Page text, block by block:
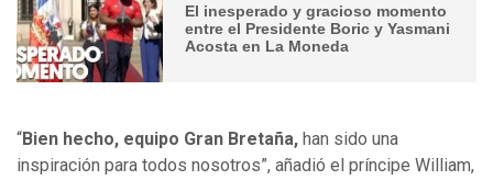
El inesperado y gracioso momento
entre el Presidente Boric y Yasmani
Acosta en La Moneda
“Bien hecho, equipo Gran Bretaña, han sido una
inspiración para todos nosotros”, añadió el príncipe William,